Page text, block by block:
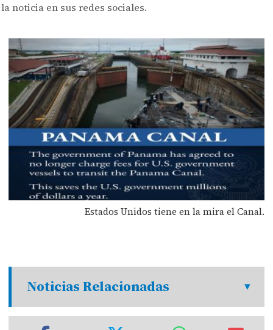
la noticia en sus redes sociales.
Estados Unidos tiene en la mira el Canal.
Noticias Relacionadas